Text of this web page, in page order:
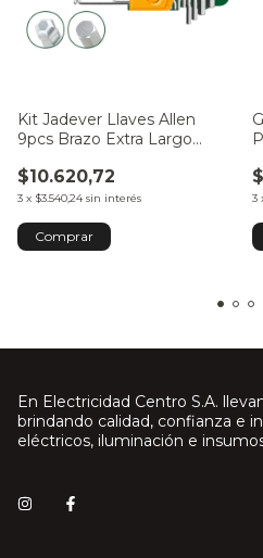
Kit Jadever Llaves Allen
9pcs Brazo Extra Largo
$10.620,72
3 x $3.540,24 sin interés 3
En Electricidad Centro S.A.
brindando calidad, confianza e
eléctricos, iluminación e